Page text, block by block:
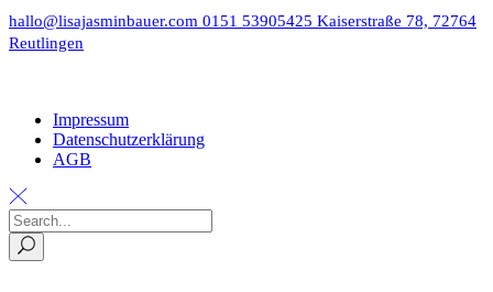
hallo@lisajasminbauer.com 0151 53905425 Kaiserstraße 78, 72764
Reutlingen
Impressum
Datenschutzerklärung
AGB